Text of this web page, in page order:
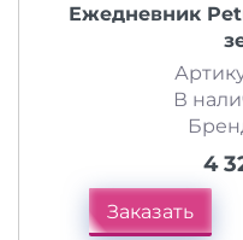
Ежедневник
В
4
Заказать